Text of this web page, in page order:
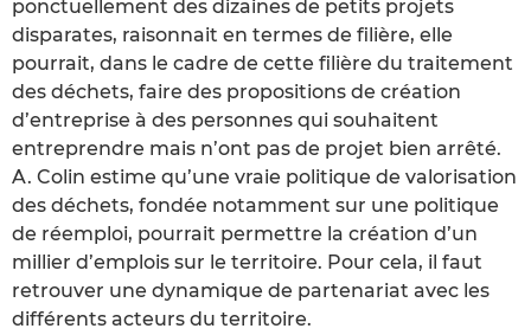
ponctuellement des dizaines de petits projets
disparates, raisonnait en termes de filière, elle
pourrait, dans le cadre de cette filière du traitement
des déchets, faire des propositions de création
d’entreprise à des personnes qui souhaitent
entreprendre mais n’ont pas de projet bien arrêté.
A. Colin estime qu’une vraie politique de valorisation
des déchets, fondée notamment sur une politique
de réemploi, pourrait permettre la création d’un
millier d’emplois sur le territoire. Pour cela, il faut
retrouver une dynamique de partenariat avec les
différents acteurs du territoire.